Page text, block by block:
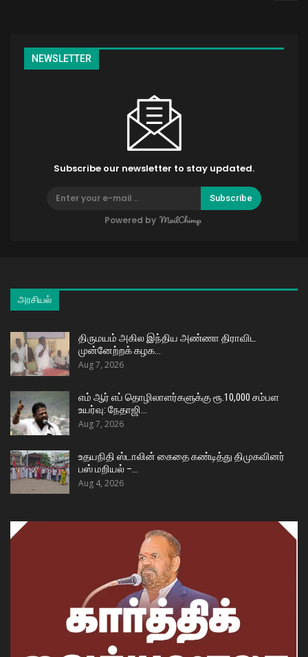
NEWSLETTER
Subscribe our newsletter to stay updated.
Subscribe
Powered by
அரசியல்
திருமயம் அகில இந்திய அண்ணா திராவிட
முன்னேற்றக் கழக…
Aug 7, 2026
எம் ஆர் எப் தொழிலாளர்களுக்கு ரூ.10,000 சம்பள
உயர்வு: நேதாஜி…
Aug 7, 2026
உதயநிதி ஸ்டாலின் கைதை கண்டித்து திமுகவினர்
பஸ் மறியல் –…
Aug 4, 2026